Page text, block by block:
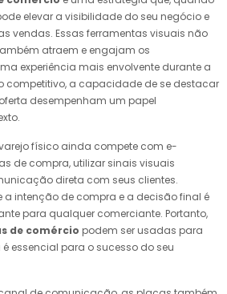
elevar a visibilidade do seu negócio e
vendas. Essas ferramentas visuais não
atraem e engajam os
experiência mais envolvente durante a
competitivo, a capacidade de se destacar
desempenham um papel
físico ainda compete com e-
de compra, utilizar sinais visuais
direta com seus clientes.
a intenção de compra e a decisão final é
para qualquer comerciante. Portanto,
de comércio podem ser usadas para
essencial para o sucesso do seu